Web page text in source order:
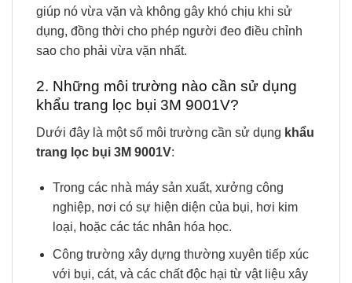
giúp nó vừa vặn và không gây khó chịu khi sử
dụng, đồng thời cho phép người đeo điều chỉnh
sao cho phải vừa vặn nhất.
2. Những môi trường nào cần sử dụng
khẩu trang lọc bụi 3M 9001V?
Dưới đây là một số môi trường cần sử dụng khẩu
trang lọc bụi 3M 9001V:
Trong các nhà máy sản xuất, xưởng công
nghiệp, nơi có sự hiện diện của bụi, hơi kim
loại, hoặc các tác nhân hóa học.
Công trường xây dựng thường xuyên tiếp xúc
với bụi, cát, và các chất độc hại từ vật liệu xây